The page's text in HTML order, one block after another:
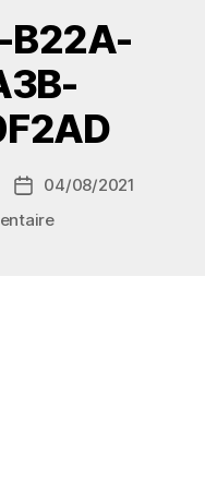
B22A-
Date
de
04/08/2021
sur